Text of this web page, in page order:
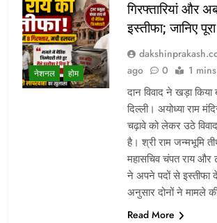
नेशनल होम
गिरफ्तारियां और
इस्तीफा; जानिए
ago
0 1 mins
दान विवाद ने खड़ा
दिल्ली। अयोध्या राम
चढ़ावे को लेकर उठे
है। श्री राम जन्मभूमि
महासचिव चंपत राय और
ने अपने पदों से इस्तीफा
अनुसार दोनों ने मामले
Read More